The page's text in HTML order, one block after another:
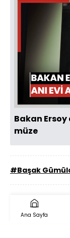
Bakan
müze
#Başak
Ana Sayfa